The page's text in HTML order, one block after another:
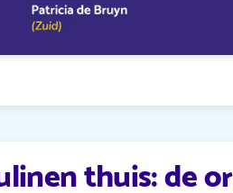
thuis: de